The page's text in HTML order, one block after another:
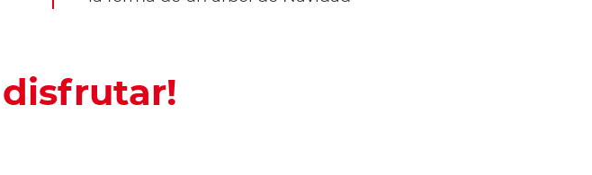
disfrutar!